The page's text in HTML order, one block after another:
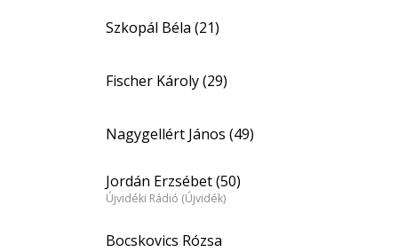
Szkopál Béla (21)
Fischer Károly (29)
Nagygellért János (49)
Jordán Erzsébet (50)
Újvidéki Rádió (Újvidék)
Bocskovics Rózsa